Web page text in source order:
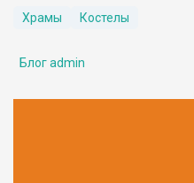
Храмы Костелы
Блог admin